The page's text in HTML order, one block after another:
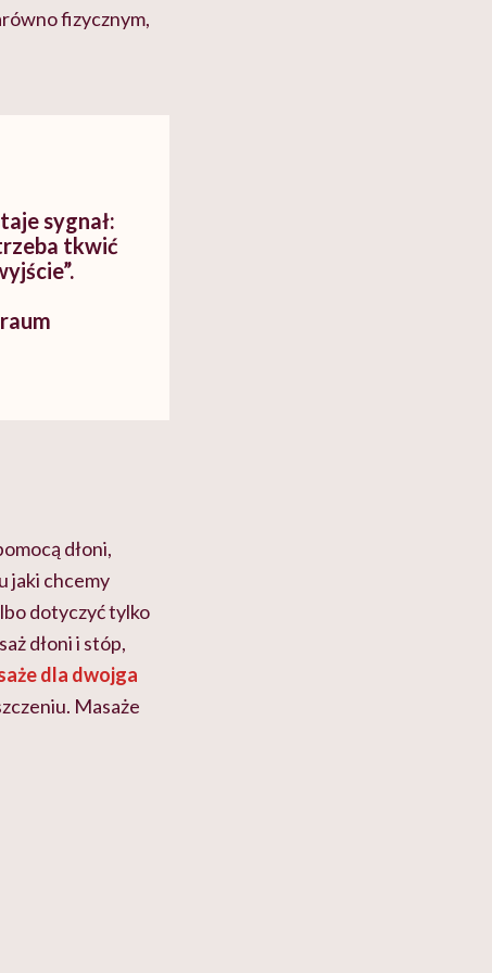
fizycznym,
sygnał:
tkwić
dłoni,
jaki chcemy
dotyczyć tylko
dłoni i stóp,
dla dwojga
Masaże